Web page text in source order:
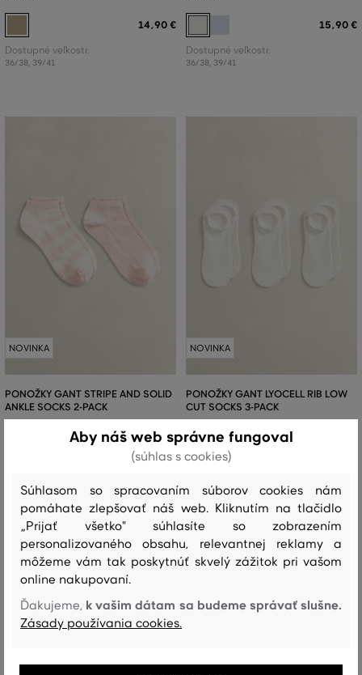
14,90 €
Dostupné veľkosti:
36/38, 39/41
15,90 €
Dostupné veľkosti:
36/38, 39/41
NOVINKA
PONOŽKY GANT STRIPE AND SOLID
ANKLE SOCKS 2-PACK
21, 90 €
NOVINKA
PONOŽKY GANT LYOCELL RIB LOW
CUT SOCKS 3-PACK
Dostupné veľkosti:
Aby náš web správne fungoval
(súhlas s cookies)
Súhlasom so spracovaním súborov cookies nám
pomáhate zlepšovať náš web. Kliknutím na tlačidlo
„Prijať všetko" súhlasíte so zobrazením
personalizovaného obsahu, relevantnej reklamy a
môžeme vám tak poskytnúť skvelý zážitok pri vašom
online nakupovaní.
Ďakujeme, k vašim dátam sa budeme správať slušne.
Zásady používania cookies.